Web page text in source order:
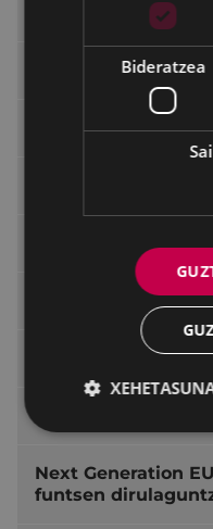
Udalaren erabakiak
Aurrekontuak
Identitate
Udal sailak eta
Udalaren egitura:
Udal planak eta
Next Generation
funtsen
Bideratzea